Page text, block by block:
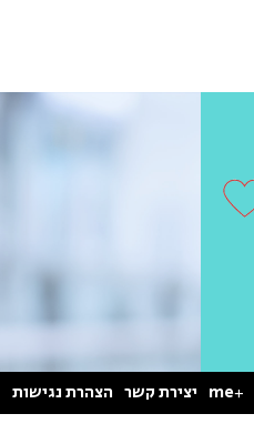
+me יצירת קשר הצהרת נגישות